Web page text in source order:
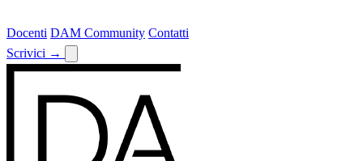
Docenti DAM Community Contatti
Scrivici →